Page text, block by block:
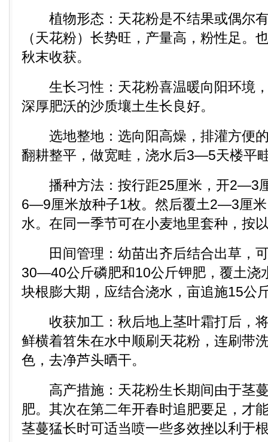
植物形态：天花粉是不结果或偶尔有
（天花粉）长势旺，产量高，粉性足。
秋末收获。
生长习性：天花粉喜温暖向阳环境，
深厚肥沃的沙质壤土生长良好。
选地整地：选向阳高燥，排灌方便的
翻耕整平，做宽畦，浇水后3―5天楼平
播种方法：按行距25厘米，开2―3
6―9厘米放种子1枚。然后覆土2―3厘
水。在同一季节可在小麦地里套种，按
田间管理：幼苗出齐后结合出草，
30―40公斤磷肥和10公斤钾肥，覆土浇
块根膨大期，应结合浇水，亩追施15公
收获加工：秋后地上茎叶霜打后，将
鲜横着笤朱在水中顺刷天花粉，连刷带
色，去净芦头晒干。
高产措施：天花粉生长期间由于茎蔓
肥。其次在第二年开春时追肥要足，才
茎蔓猛长时可适当喷一些多效挫以利于